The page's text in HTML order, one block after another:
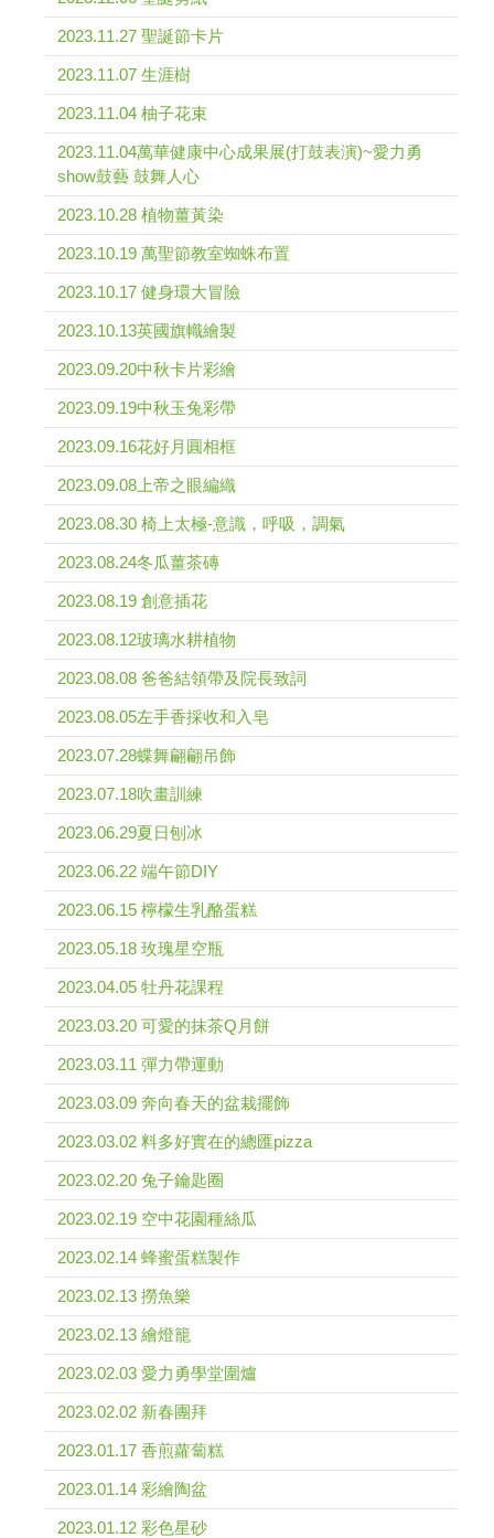
2023.11.27 聖誕節卡片
2023.11.07 生涯樹
2023.11.04 柚子花束
2023.11.04萬華健康中心成果展(打鼓表演)~愛力勇
show鼓藝 鼓舞人心
2023.10.28 植物薑黃染
2023.10.19 萬聖節教室蜘蛛布置
2023.10.17 健身環大冒險
2023.10.13英國旗幟繪製
2023.09.20中秋卡片彩繪
2023.09.19中秋玉兔彩帶
2023.09.16花好月圓相框
2023.09.08上帝之眼編織
2023.08.30 椅上太極-意識，呼吸，調氣
2023.08.24冬瓜薑茶磚
2023.08.19 創意插花
2023.08.12玻璃水耕植物
2023.08.08 爸爸結領帶及院長致詞
2023.08.05左手香採收和入皂
2023.07.28蝶舞翩翩吊飾
2023.07.18吹畫訓練
2023.06.29夏日刨冰
2023.06.22 端午節DIY
2023.06.15 檸檬生乳酪蛋糕
2023.05.18 玫瑰星空瓶
2023.04.05 牡丹花課程
2023.03.20 可愛的抹茶Q月餅
2023.03.11 彈力帶運動
2023.03.09 奔向春天的盆栽擺飾
2023.03.02 料多好實在的總匯pizza
2023.02.20 兔子鑰匙圈
2023.02.19 空中花園種絲瓜
2023.02.14 蜂蜜蛋糕製作
2023.02.13 撈魚樂
2023.02.13 繪燈籠
2023.02.03 愛力勇學堂圍爐
2023.02.02 新春團拜
2023.01.17 香煎蘿蔔糕
2023.01.14 彩繪陶盆
2023.01.12 彩色星砂